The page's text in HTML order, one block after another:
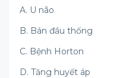
A. U não
B. Bán đầu thống
C. Bệnh Horton
D. Tăng huyết áp